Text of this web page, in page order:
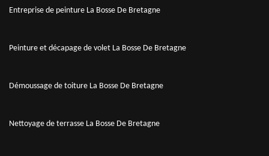
Entreprise de peinture La Bosse De Bretagne
Peinture et décapage de volet La Bosse De Bretagne
Démoussage de toiture La Bosse De Bretagne
Nettoyage de terrasse La Bosse De Bretagne